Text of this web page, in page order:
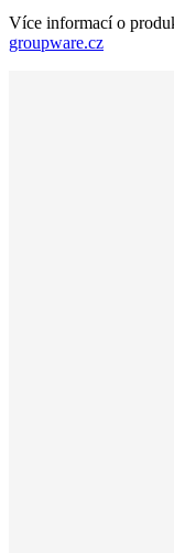
Více informací o
groupware.cz